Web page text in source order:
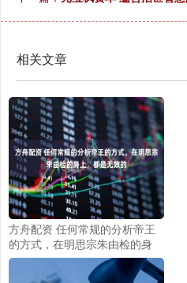
相关文章
方舟配资 任何常规的分析帝王
的方式，在明思宗朱由检的身
上，都是无效的